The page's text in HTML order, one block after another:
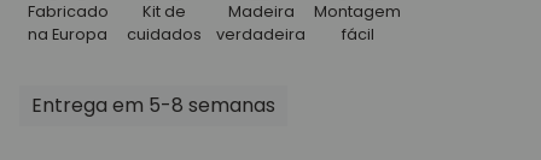
Fabricado
na Europa
Kit de
cuidados
Madeira
verdadeira
Montagem
fácil
Entrega em 5-8 semanas